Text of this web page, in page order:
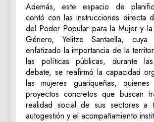
‎Además, este espacio de
contó con las instrucciones directa
del Poder Popular para la Mujer y
Género, Yelitze Santaella,
enfatizado la importancia de la
las políticas públicas, durante
debate, se reafirmó la capacidad
las mujeres guariqueñas, quienes
proyectos concretos que buscan
realidad social de sus sectores a
autogestión y el acompañamiento